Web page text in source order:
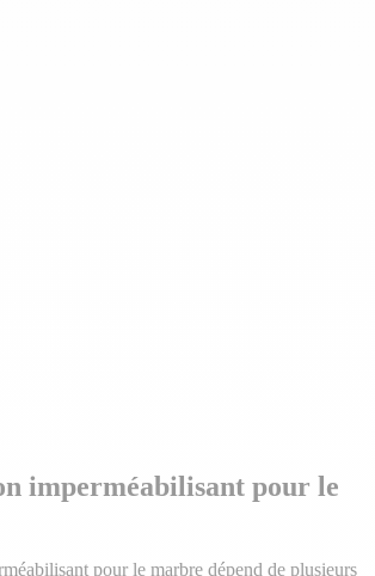
imperméabilisant pour le
pour le marbre dépend de plusieurs